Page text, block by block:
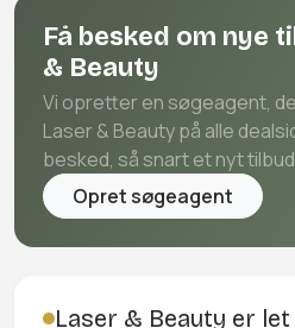
Få besked om nye
& Beauty
Vi opretter en søgeagent,
Laser & Beauty på alle
besked, så snart et nyt
Opret søgeagent
Laser & Beauty er